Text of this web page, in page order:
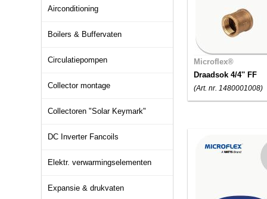
Airconditioning
Boilers & Buffervaten
Circulatiepompen
Collector montage
Collectoren "Solar Keymark"
DC Inverter Fancoils
Elektr. verwarmingselementen
Expansie & drukvaten
Microflex®
Draadsok 4/4'' FF
(Art. nr. 1480001008)